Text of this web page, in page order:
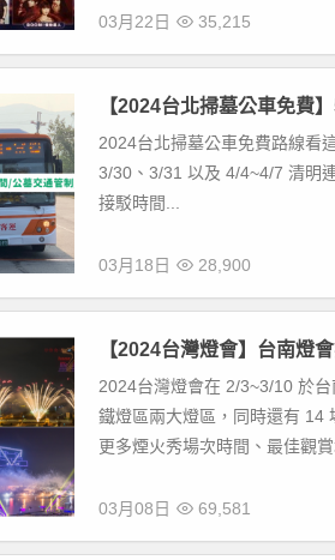
03月22日
35,215
【2024台北掃墓公車免費
2024台北掃墓公車免費路線看
3/30、3/31 以及 4/4~4/7 清明
接駁時間...
03月18日 28,900
【2024台灣燈會】台南燈
2024台灣燈會在 2/3~3/10 於
鐵燈區兩大燈區，同時還有 14
更多煙火秀場次時間、最佳觀賞
03月08日 69,581